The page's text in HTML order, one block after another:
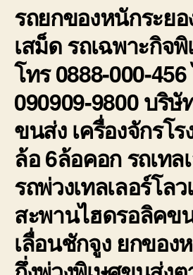
รถยกของหนักระยอ
เสม็ด รถเฉพาะกิจ
โทร 0888-000-
090909-9800 บริษั
ขนส่ง เครื่องจักรโ
ล้อ 6ล้อคอก รถเทล
รถพ่วงเทลเลอร์โล
สะพานไฮดรอลิคข
เลื่อนชักจูง ยกของ